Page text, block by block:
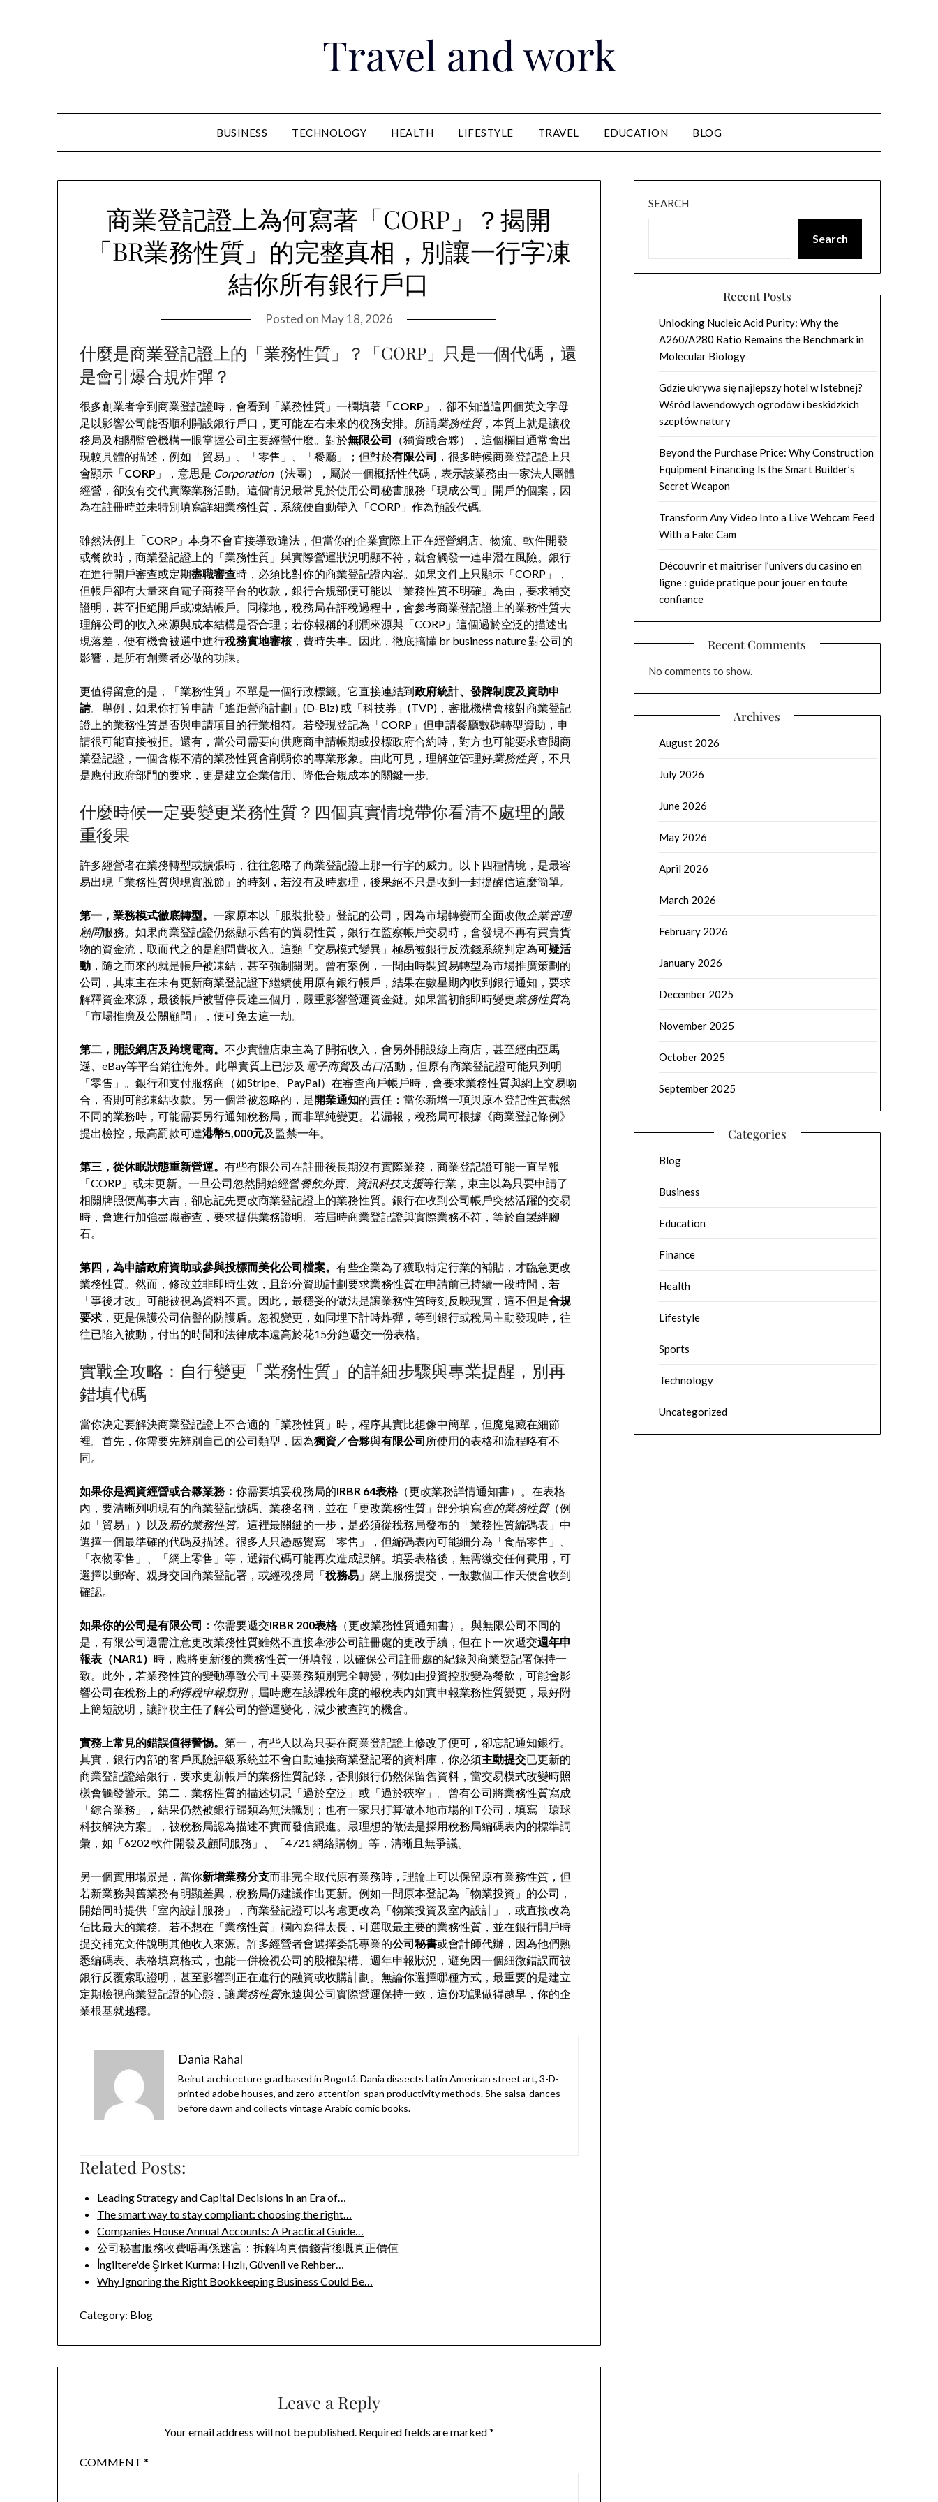
Travel and work
BUSINESS TECHNOLOGY HEALTH LIFESTYLE TRAVEL EDUCATION BLOG
商業登記證上為何寫著「CORP」？揭開
「BR業務性質」的完整真相，別讓一行字凍
結你所有銀行戶口
Posted on May 18, 2026
什麼是商業登記證上的「業務性質」？「CORP」只是一個代碼，還
是會引爆合規炸彈？
很多創業者拿到商業登記證時，會看到「業務性質」一欄填著「CORP 」，卻不知道這四個英文字母
足以影響公司能否順利開設銀行戶口，更可能左右未來的稅務安排。所謂業務性質，本質上就是讓稅
務局及相關監管機構一眼掌握公司主要經營什麼。對於無限公司
（獨資或合夥），這個欄目通常會出
現較具體的描述，例如「貿易」、「零售」、「餐廳」；但對於有限公司 ，很多時候商業登記證上只
會顯示「CORP 」，意思是 Corporation（法團），屬於一個概括性代碼，表示該業務由一家法人團體
經營，卻沒有交代實際業務活動。這個情況最常見於使用公司秘書服務「現成公司」開戶的個案，因
為在註冊時並未特別填寫詳細業務性質，系統便自動帶入「CORP」作為預設代碼。
雖然法例上「CORP」本身不會直接導致違法，但當你的企業實際上正在經營網店、物流、軟件開發
或餐飲時，商業登記證上的「業務性質」與實際營運狀況明顯不符，就會觸發一連串潛在風險。銀行
在進行開戶審查或定期盡職審查時，必須比對你的商業登記證內容。如果文件上只顯示「CORP」，
但帳戶卻有大量來自電子商務平台的收款，銀行合規部便可能以「業務性質不明確」為由，要求補交
證明，甚至拒絕開戶或凍結帳戶。同樣地，稅務局在評稅過程中，會參考商業登記證上的業務性質去
理解公司的收入來源與成本結構是否合理；若你報稱的利潤來源與「CORP」這個過於空泛的描述出
現落差，便有機會被選中進行稅務實地審核，費時失事。因此，徹底搞懂 br business nature對公司的
影響，是所有創業者必做的功課。
更值得留意的是，「業務性質」不單是一個行政標籤。它直接連結到政府統計、發牌制度及資助申
請。舉例，如果你打算申請「遙距營商計劃」(D-Biz) 或「科技券」(TVP)，審批機構會核對商業登記
證上的業務性質是否與申請項目的行業相符。若發現登記為「CORP」但申請餐廳數碼轉型資助，申
請很可能直接被拒。還有，當公司需要向供應商申請帳期或投標政府合約時，對方也可能要求查閱商
業登記證，一個含糊不清的業務性質會削弱你的專業形象。由此可見，理解並管理好業務性質，不只
是應付政府部門的要求，更是建立企業信用、降低合規成本的關鍵一步。
什麼時候一定要變更業務性質？四個真實情境帶你看清不處理的嚴
重後果
許多經營者在業務轉型或擴張時，往往忽略了商業登記證上那一行字的威力。以下四種情境，是最容
易出現「業務性質與現實脫節」的時刻，若沒有及時處理，後果絕不只是收到一封提醒信這麼簡單。
第一，業務模式徹底轉型。一家原本以「服裝批發」登記的公司，因為市場轉變而全面改做企業管理
顧問服務。如果商業登記證仍然顯示舊有的貿易性質，銀行在監察帳戶交易時，會發現不再有買賣貨
物的資金流，取而代之的是顧問費收入。這類「交易模式變異」極易被銀行反洗錢系統判定為可疑活
動 ，隨之而來的就是帳戶被凍結，甚至強制關閉。曾有案例，一間由時裝貿易轉型為市場推廣策劃的
公司，其東主在未有更新商業登記證下繼續使用原有銀行帳戶，結果在數星期內收到銀行通知，要求
解釋資金來源，最後帳戶被暫停長達三個月，嚴重影響營運資金鏈。如果當初能即時變更業務性質為
「市場推廣及公關顧問」，便可免去這一劫。
第二，開設網店及跨境電商。不少實體店東主為了開拓收入，會另外開設線上商店，甚至經由亞馬
遜、eBay等平台銷往海外。此舉實質上已涉及 電子商貿及 出口活動，但原有商業登記證可能只列明
「零售」。銀行和支付服務商（如Stripe、PayPal）在審查商戶帳戶時，會要求業務性質與網上交易吻
合，否則可能凍結收款。另一個常被忽略的，是開業通知的責任：當你新增一項與原本登記性質截然
不同的業務時，可能需要另行通知稅務局，而非單純變更。若漏報，稅務局可根據《商業登記條例》
提出檢控，最高罰款可達港幣5,000元及監禁一年。
第三，從休眠狀態重新營運。有些有限公司在註冊後長期沒有實際業務，商業登記證可能一直呈報
「CORP」或未更新。一旦公司忽然開始經營餐飲外賣、 資訊科技支援等行業，東主以為只要申請了
相關牌照便萬事大吉，卻忘記先更改商業登記證上的業務性質。銀行在收到公司帳戶突然活躍的交易
時，會進行加強盡職審查，要求提供業務證明。若屆時商業登記證與實際業務不符，等於自製絆腳
石。
第四，為申請政府資助或參與投標而美化公司檔案。有些企業為了獲取特定行業的補貼，才臨急更改
業務性質。然而，修改並非即時生效，且部分資助計劃要求業務性質在申請前已持續一段時間，若
「事後才改」可能被視為資料不實。因此，最穩妥的做法是讓業務性質時刻反映現實，這不但是合規
要求 ，更是保護公司信譽的防護盾。忽視變更，如同埋下計時炸彈，等到銀行或稅局主動發現時，往
往已陷入被動，付出的時間和法律成本遠高於花15分鐘遞交一份表格。
實戰全攻略：自行變更「業務性質」的詳細步驟與專業提醒，別再
錯填代碼
當你決定要解決商業登記證上不合適的「業務性質」時，程序其實比想像中簡單，但魔鬼藏在細節
裡。首先，你需要先辨別自己的公司類型，因為獨資／合夥與有限公司 所使用的表格和流程略有不
同。
如果你是獨資經營或合夥業務：你需要填妥稅務局的IRBR 64表格（更改業務詳情通知書）。在表格
內，要清晰列明現有的商業登記號碼、業務名稱，並在「更改業務性質」部分填寫舊的業務性質（例
如「貿易」）以及 新的業務性質。這裡最關鍵的一步，是必須從稅務局發布的「業務性質編碼表」中
選擇一個最準確的代碼及描述。很多人只憑感覺寫「零售」，但編碼表內可能細分為「食品零售」、
「衣物零售」、「網上零售」等，選錯代碼可能再次造成誤解。填妥表格後，無需繳交任何費用，可
選擇以郵寄、親身交回商業登記署，或經稅務局「稅務易 」網上服務提交，一般數個工作天便會收到
確認。
如果你的公司是有限公司：你需要遞交IRBR 200表格（更改業務性質通知書）。與無限公司不同的
是，有限公司還需注意更改業務性質雖然不直接牽涉公司註冊處的更改手續，但在下一次遞交週年申
報表（NAR1） 時，應將更新後的業務性質一併填報，以確保公司註冊處的紀錄與商業登記署保持一
致。此外，若業務性質的變動導致公司主要業務類別完全轉變，例如由投資控股變為餐飲，可能會影
響公司在稅務上的利得稅申報類別，屆時應在該課稅年度的報稅表內如實申報業務性質變更，最好附
上簡短說明，讓評稅主任了解公司的營運變化，減少被查詢的機會。
實務上常見的錯誤值得警惕。第一，有些人以為只要在商業登記證上修改了便可，卻忘記通知銀行。
其實，銀行內部的客戶風險評級系統並不會自動連接商業登記署的資料庫，你必須主動提交已更新的
商業登記證給銀行，要求更新帳戶的業務性質記錄，否則銀行仍然保留舊資料，當交易模式改變時照
樣會觸發警示。第二，業務性質的描述切忌「過於空泛」或「過於狹窄」。曾有公司將業務性質寫成
「綜合業務」，結果仍然被銀行歸類為無法識別；也有一家只打算做本地市場的IT公司，填寫「環球
科技解決方案」，被稅務局認為描述不實而發信跟進。最理想的做法是採用稅務局編碼表內的標準詞
彙，如「6202 軟件開發及顧問服務」、「4721 網絡購物」等，清晰且無爭議。
另一個實用場景是，當你新增業務分支而非完全取代原有業務時，理論上可以保留原有業務性質，但
若新業務與舊業務有明顯差異，稅務局仍建議作出更新。例如一間原本登記為「物業投資」的公司，
開始同時提供「室內設計服務」，商業登記證可以考慮更改為「物業投資及室內設計」，或直接改為
佔比最大的業務。若不想在「業務性質」欄內寫得太長，可選取最主要的業務性質，並在銀行開戶時
提交補充文件說明其他收入來源。許多經營者會選擇委託專業的公司秘書或會計師代辦，因為他們熟
悉編碼表、表格填寫格式，也能一併檢視公司的股權架構、週年申報狀況，避免因一個細微錯誤而被
銀行反覆索取證明，甚至影響到正在進行的融資或收購計劃。無論你選擇哪種方式，最重要的是建立
定期檢視商業登記證的心態，讓業務性質永遠與公司實際營運保持一致，這份功課做得越早，你的企
業根基就越穩。
Dania Rahal
Beirut architecture grad based in Bogotá. Dania dissects Latin American street art, 3-D-
printed adobe houses, and zero-attention-span productivity methods. She salsa-dances
before dawn and collects vintage Arabic comic books.
Related Posts:
Leading Strategy and Capital Decisions in an Era of…
The smart way to stay compliant: choosing the right…
Companies House Annual Accounts: A Practical Guide…
公司秘書服務收費唔再係迷宮：拆解均真價錢背後嘅真正價值
İngiltere'de Şirket Kurma: Hızlı, Güvenli ve Rehber…
Why Ignoring the Right Bookkeeping Business Could Be…
Category: Blog
Leave a Reply
Your email address will not be published. Required fields are marked*
COMMENT*
SEARCH
Search
Recent Posts
Unlocking Nucleic Acid Purity: Why the
A260/A280 Ratio Remains the Benchmark in
Molecular Biology
Gdzie ukrywa się najlepszy hotel w Istebnej?
Wśród lawendowych ogrodów i beskidzkich
szeptów natury
Beyond the Purchase Price: Why Construction
Equipment Financing Is the Smart Builder’s
Secret Weapon
Transform Any Video Into a Live Webcam Feed
With a Fake Cam
Découvrir et maîtriser l’univers du casino en
ligne : guide pratique pour jouer en toute
confiance
Recent Comments
No comments to show.
Archives
August 2026
July 2026
June 2026
May 2026
April 2026
March 2026
February 2026
January 2026
December 2025
November 2025
October 2025
September 2025
Categories
Blog
Business
Education
Finance
Health
Lifestyle
Sports
Technology
Uncategorized